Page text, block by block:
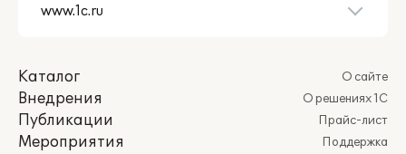
Каталог
Внедрения
Публикации
Мероприятия
О сайте
О решениях 1С
Прайс-лист
Поддержка